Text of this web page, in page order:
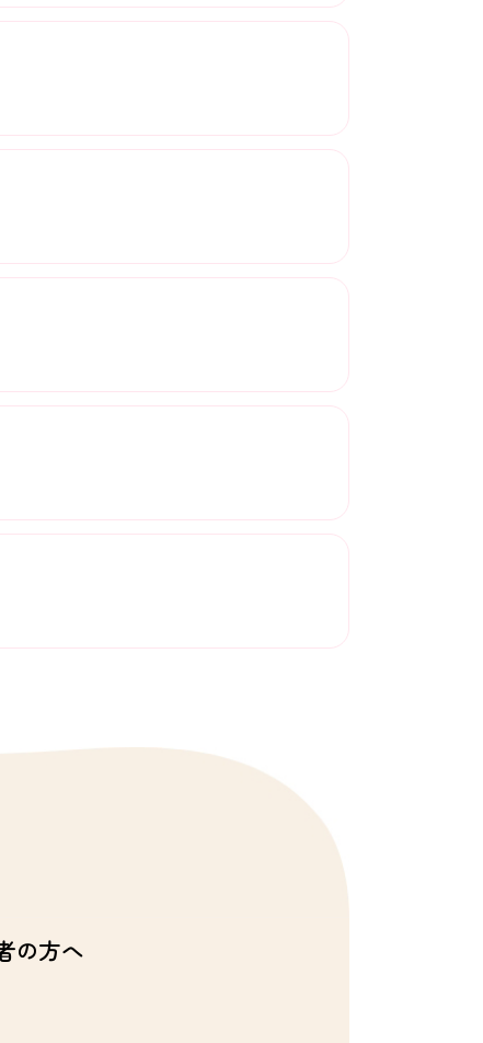
の方へ